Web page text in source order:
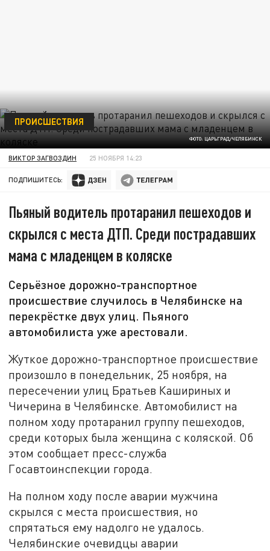
ФОТО: ЦАРЬГРАД/ЧЕЛЯБИНСК
ПРОИСШЕСТВИЯ
ВИКТОР ЗАГВОЗДИН 25 НОЯБРЯ 14:23
ПОДПИШИТЕСЬ:
Пьяный водитель протаранил пешеходов и
скрылся с места ДТП. Среди пострадавших
мама с младенцем в коляске
Серьёзное дорожно-транспортное
происшествие случилось в Челябинске на
перекрёстке двух улиц. Пьяного
автомобилиста уже арестовали.
Жуткое дорожно-транспортное происшествие
произошло в понедельник, 25 ноября, на
пересечении улиц Братьев Кашириных и
Чичерина в Челябинске. Автомобилист на
полном ходу протаранил группу пешеходов,
среди которых была женщина с коляской. Об
этом сообщает пресс-служба
Госавтоинспекции города.
На полном ходу после аварии мужчина
скрылся с места происшествия, но
спрятаться ему надолго не удалось.
Челябинские очевидцы аварии